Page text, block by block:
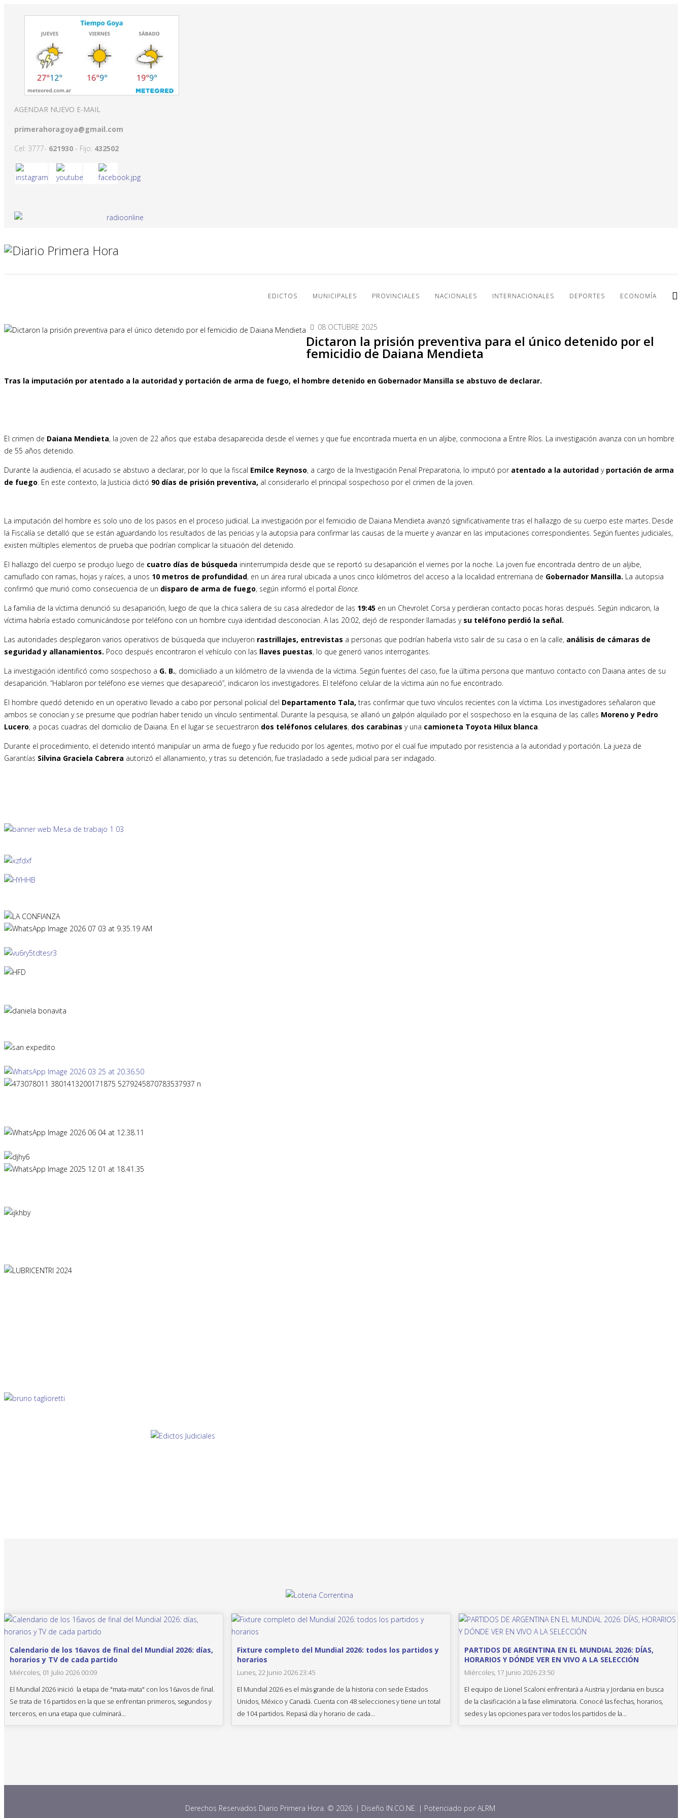
AGENDAR NUEVO E-MAIL
primerahoragoya@gmail.com
Cel: 3777- 621930 - Fijo: 432502
EDICTOS MUNICIPALES PROVINCIALES NACIONALES INTERNACIONALES DEPORTES ECONOMÍA
08 OCTUBRE 2025
Dictaron la prisión preventiva para el único detenido por el
femicidio de Daiana Mendieta
Tras la imputación por atentado a la autoridad y portación de arma de fuego, el hombre detenido en Gobernador Mansilla se abstuvo de declarar.
El crimen de Daiana Mendieta, la joven de 22 años que estaba desaparecida desde el viernes y que fue encontrada muerta en un aljibe, conmociona a Entre Ríos. La investigación avanza con un hombre
de 55 años detenido.
Durante la audiencia, el acusado se abstuvo a declarar, por lo que la fiscal Emilce Reynoso, a cargo de la Investigación Penal Preparatoria, lo imputó por atentado a la autoridad y portación de arma
de fuego. En este contexto, la Justicia dictó 90 días de prisión preventiva, al considerarlo el principal sospechoso por el crimen de la joven.
La imputación del hombre es solo uno de los pasos en el proceso judicial. La investigación por el femicidio de Daiana Mendieta avanzó significativamente tras el hallazgo de su cuerpo este martes. Desde
la Fiscalía se detalló que se están aguardando los resultados de las pericias y la autopsia para confirmar las causas de la muerte y avanzar en las imputaciones correspondientes. Según fuentes judiciales,
existen múltiples elementos de prueba que podrían complicar la situación del detenido.
El hallazgo del cuerpo se produjo luego de cuatro días de búsqueda ininterrumpida desde que se reportó su desaparición el viernes por la noche. La joven fue encontrada dentro de un aljibe,
camuflado con ramas, hojas y raíces, a unos 10 metros de profundidad, en un área rural ubicada a unos cinco kilómetros del acceso a la localidad entrerriana de Gobernador Mansilla. La autopsia
confirmó que murió como consecuencia de un disparo de arma de fuego, según informó el portal Elonce.
La familia de la víctima denunció su desaparición, luego de que la chica saliera de su casa alrededor de las 19:45 en un Chevrolet Corsa y perdieran contacto pocas horas después. Según indicaron, la
víctima habría estado comunicándose por teléfono con un hombre cuya identidad desconocían. A las 20:02, dejó de responder llamadas y su teléfono perdió la señal.
Las autoridades desplegaron varios operativos de búsqueda que incluyeron rastrillajes, entrevistas a personas que podrían haberla visto salir de su casa o en la calle, análisis de cámaras de
seguridad y allanamientos. Poco después encontraron el vehículo con las llaves puestas, lo que generó varios interrogantes.
La investigación identificó como sospechoso a G. B., domiciliado a un kilómetro de la vivienda de la víctima. Según fuentes del caso, fue la última persona que mantuvo contacto con Daiana antes de su
desaparición. “Hablaron por teléfono ese viernes que desapareció”, indicaron los investigadores. El teléfono celular de la víctima aún no fue encontrado.
El hombre quedó detenido en un operativo llevado a cabo por personal policial del Departamento Tala, tras confirmar que tuvo vínculos recientes con la víctima. Los investigadores señalaron que
ambos se conocían y se presume que podrían haber tenido un vínculo sentimental. Durante la pesquisa, se allanó un galpón alquilado por el sospechoso en la esquina de las calles Moreno y Pedro
Lucero, a pocas cuadras del domicilio de Daiana. En el lugar se secuestraron dos teléfonos celulares, dos carabinas y una camioneta Toyota Hilux blanca.
Durante el procedimiento, el detenido intentó manipular un arma de fuego y fue reducido por los agentes, motivo por el cual fue imputado por resistencia a la autoridad y portación. La jueza de
Garantías Silvina Graciela Cabrera autorizó el allanamiento, y tras su detención, fue trasladado a sede judicial para ser indagado.
Calendario de los 16avos de final del Mundial 2026: días,
horarios y TV de cada partido
Miércoles, 01 Julio 2026 00:09
El Mundial 2026 inició la etapa de "mata-mata" con los 16avos de final.
Se trata de 16 partidos en la que se enfrentan primeros, segundos y
terceros, en una etapa que culminará...
Fixture completo del Mundial 2026: todos los partidos y
horarios
Lunes, 22 Junio 2026 23:45
El Mundial 2026 es el más grande de la historia con sede Estados
Unidos, México y Canadá. Cuenta con 48 selecciones y tiene un total
de 104 partidos. Repasá día y horario de cada...
PARTIDOS DE ARGENTINA EN EL MUNDIAL 2026: DÍAS,
HORARIOS Y DÓNDE VER EN VIVO A LA SELECCIÓN
Miércoles, 17 Junio 2026 23:50
El equipo de Lionel Scaloni enfrentará a Austria y Jordania en busca
de la clasificación a la fase eliminatoria. Conocé las fechas, horarios,
sedes y las opciones para ver todos los partidos de la...
Derechos Reservados Diario Primera Hora. © 2026. | Diseño IN.CO.NE. | Potenciado por ALRM